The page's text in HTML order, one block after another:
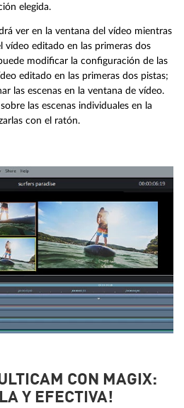
elegida.
ver en la ventana del vídeo mientras
vídeo editado en las primeras dos
modificar la configuración de las
editado en las primeras dos pistas;
las escenas en la ventana de vídeo.
las escenas individuales en la
con el ratón.
CON MAGIX:
Y EFECTIVA!